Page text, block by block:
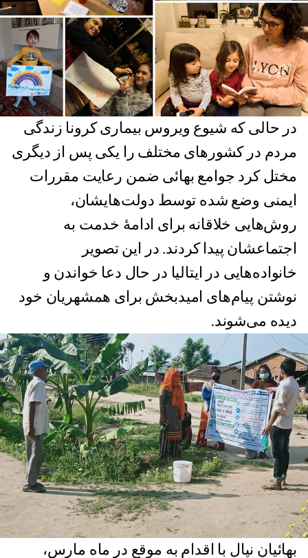
در حالی که شیوع ویروس بیماری کرونا زندگی
مردم در کشورهای مختلف را یکی پس از دیگری
مختل کرد جوامع بهائی ضمن رعایت مقررات
ایمنی وضع شده توسط دولت‌هایشان،
روش‌هایی خلاقانه برای ادامۀ خدمت به
اجتماعشان پیدا کردند. در این تصویر
خانواده‌هایی در ایتالیا در حال دعا خواندن و
نوشتن پیام‌های امیدبخش برای همشهریان خود
دیده می‌شوند.
بهائیان نپال با اقدام به موقع در ماه مارس،